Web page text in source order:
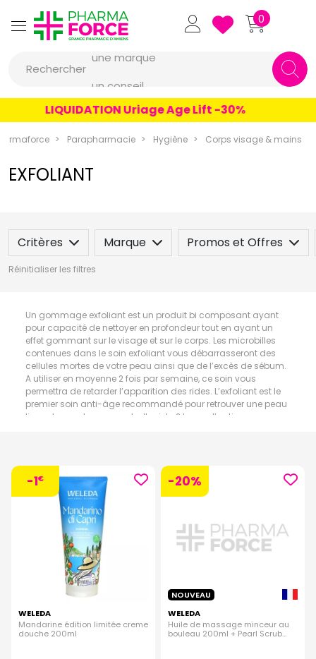
Pharmaforce Grande Pharmacie
0
Rechercher
une marque
un conseil
un produit
une marque
LIQUIDATION Uriage Age Lift -30%
Parapharmacie Hygiène Corps visage & mains
EXFOLIANT
Critères Marque Promos et Offres
Réinitialiser les filtres
Un gommage exfoliant est un produit bi composant ayant
pour capacité de nettoyer en profondeur tout en ayant un
effet gommant sur le visage et sur le corps. Les microbilles
contenues dans le soin exfoliant vous débarrasseront des
cellules mortes de votre peau ainsi que de l’excès de sébum.
A utiliser en moyenne 2 fois par semaine, ce soin vous
permettra de retarder l’apparition des rides. L’exfoliant est le
premier soin anti-âge recommandé pour retrouver une peau
lisse, douce et rayonnante. Il existe 2 types d’actions
incarnés après un rasage ou une épilation.
-1€
WELEDA
Mandarine édition limitée creme
douche 200ml
-20%
NOUVEAU
WELEDA
Huile de massage minceur au
bouleau 200ml + Pearl Scrub